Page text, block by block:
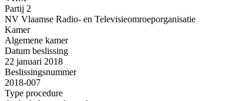
Partij 2
NV Vlaamse Radio- en Televisieomroeporganisatie
Kamer
Algemene kamer
Datum beslissing
22 januari 2018
Beslissingsnummer
2018-007
Type procedure